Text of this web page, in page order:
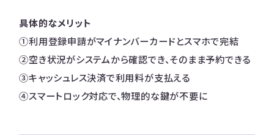
具体的なメリット
①利用登録申請がマイナンバーカードとスマホで完結
②空き状況がシステムから確認でき、そのまま予約できる
③キャッシュレス決済で利用料が支払える
④スマートロック対応で、物理的な鍵が不要に